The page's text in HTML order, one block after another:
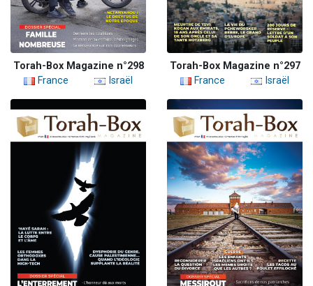
Torah-Box Magazine n°298
France
Israël
Torah-Box Magazine n°297
France
Israël